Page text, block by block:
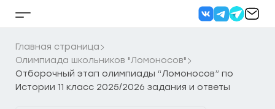
Кнопка
бокового
меню
Главная страница
Олимпиада школьников "Ломоносов"
Отборочный этап олимпиады “Ломоносов” по
Истории 11 класс 2025/2026 задания и ответы